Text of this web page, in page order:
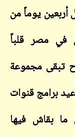
أربعين يوماً من
في مصر قلباً
تبقى مجموعة
برامج قنوات
ما بقاش فيها